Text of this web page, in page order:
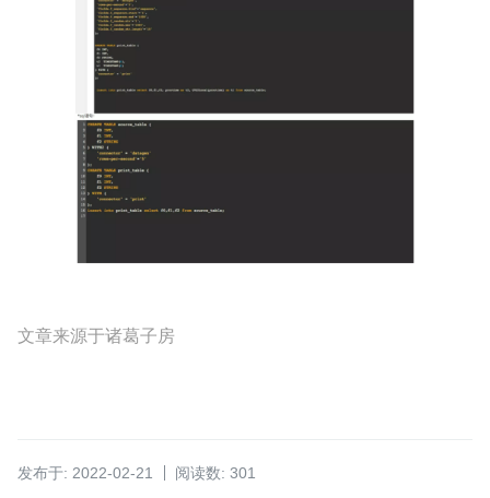
文章来源于诸葛子房
发布于: 2022-02-21 阅读数: 301